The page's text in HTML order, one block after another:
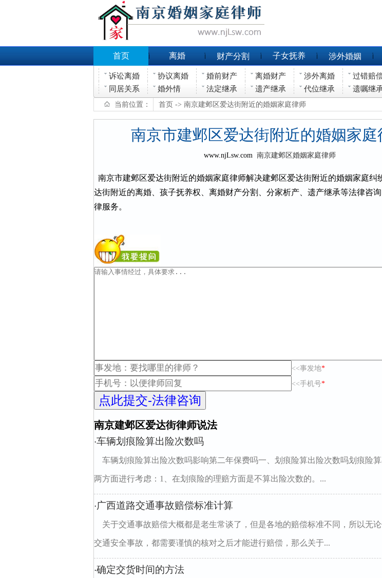
首页 离婚 财产分割 子女抚养 涉外婚姻
诉讼离婚 协议离婚 婚前财产 离婚财产 涉外离婚 过错赔
同居关系
婚外情 法定继承 遗产继承 代位继承 遗嘱继
当前位置： 首页 -> 南京建邺区爱达街附近的婚姻家庭律师
南京市建邺区爱达街附近的婚姻家庭
www.njLsw.com 南京建邺区婚姻家庭律师
南京市建邺区爱达街附近的婚姻家庭律师解决建邺区爱达街附近的婚姻家庭纠
达街附近的离婚、孩子抚养权、离婚财产分割、分家析产、遗产继承等法律咨
律服务。
<<事发地*
<<手机号*
南京建邺区爱达街律师说法
·车辆划痕险算出险次数吗
车辆划痕险算出险次数吗影响第二年保费吗一、划痕险算出险次数吗划痕险
两方面进行考虑：1、在划痕险的理赔方面是不算出险次数的。...
·广西道路交通事故赔偿标准计算
关于交通事故赔偿大概都是老生常谈了，但是各地的赔偿标准不同，所以无
交通安全事故，都需要谨慎的核对之后才能进行赔偿，那么关于...
·确定交货时间的方法